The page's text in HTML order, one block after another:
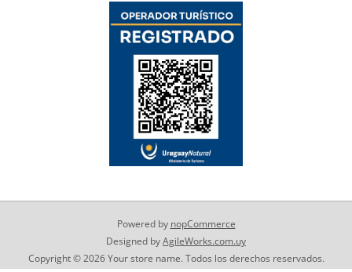
Powered by nopCommerce
Designed byAgileWorks.com.uy
Copyright © 2026 Your store name. Todos los derechos reservados.